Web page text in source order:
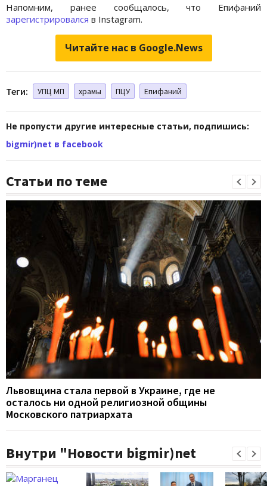
Напомним, ранее сообщалось, что Епифаний
зарегистрировался в Instagram.
Читайте нас в Google.News
Теги: УПЦ МП храмы ПЦУ Епифаний
Не пропусти другие интересные статьи, подпишись:
bigmir)net в facebook
Статьи по теме
Львовщина стала первой в Украине, где не
осталось ни одной религиозной общины
Московского патриархата
Внутри "Новости bigmir)net